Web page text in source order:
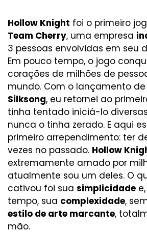
Hollow Knight foi o primeiro
Team Cherry, uma empresa
3 pessoas envolvidas em seu
Em pouco tempo, o jogo
corações de milhões de
mundo. Com o lançamento de
Silksong, eu retornei ao
tinha tentado iniciá-lo
nunca o tinha zerado. E aqui
primeiro arrependimento: ter
vezes no passado. Hollow
extremamente amado por
atualmente sou um deles. O
cativou foi sua simplicidade
tempo, sua complexidade,
estilo de arte marcante,
mão.